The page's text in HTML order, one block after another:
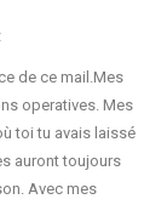
de ce mail.Mes
operatives. Mes
toi tu avais laissé
auront toujours
Avec mes